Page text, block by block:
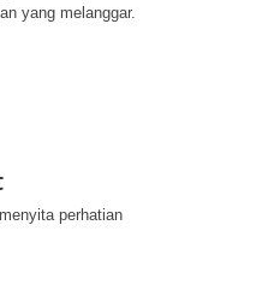
yang melanggar.
perhatian